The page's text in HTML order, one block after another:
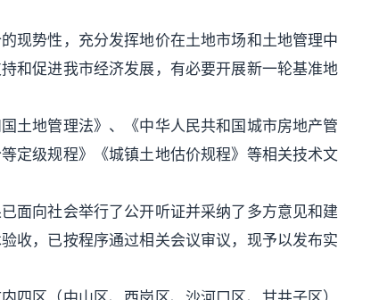
现势性，充分发挥地价在土地市场和土地管理中
和促进我市经济发展，有必要开展新一轮基准地
土地管理法》、《中华人民共和国城市房地产管
定级规程》《城镇土地估价规程》等相关技术文
面向社会举行了公开听证并采纳了多方意见和建
收，已按程序通过相关会议审议，现予以发布实